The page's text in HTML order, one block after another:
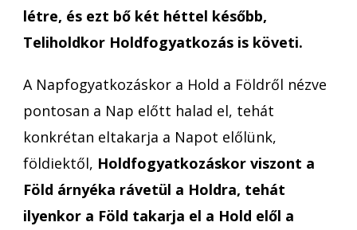
létre, és ezt bő két héttel később,
Teliholdkor Holdfogyatkozás is követi.
A Napfogyatkozáskor a Hold a Földről nézve
pontosan a Nap előtt halad el, tehát
konkrétan eltakarja a Napot előlünk,
földiektől, Holdfogyatkozáskor viszont a
Föld árnyéka rávetül a Holdra, tehát
ilyenkor a Föld takarja el a Hold elől a